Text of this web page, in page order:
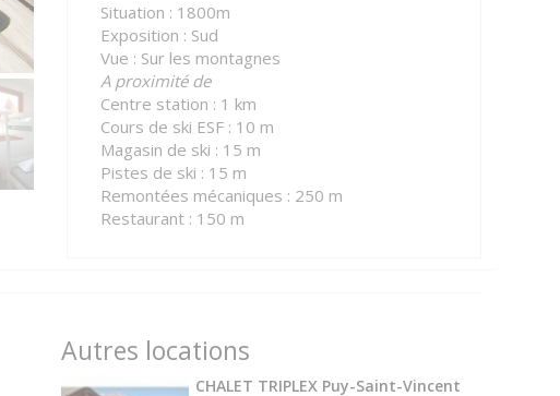
Situation : 1800m
Exposition : Sud
Vue : Sur les montagnes
A proximité de
Centre station : 1 km
Cours de ski ESF : 10 m
Magasin de ski : 15 m
Pistes de ski : 15 m
Remontées mécaniques : 250 m
Restaurant : 150 m
Autres locations
CHALET TRIPLEX Puy-Saint-Vincent